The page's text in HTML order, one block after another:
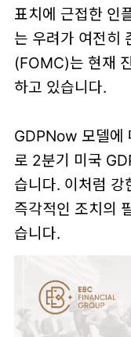
표치에 근접한 인
는 우려가 여전히
(FOMC)는 현재
하고 있습니다.
GDPNow 모델에
로 2분기 미국
습니다. 이처럼 강
즉각적인 조치의
습니다.